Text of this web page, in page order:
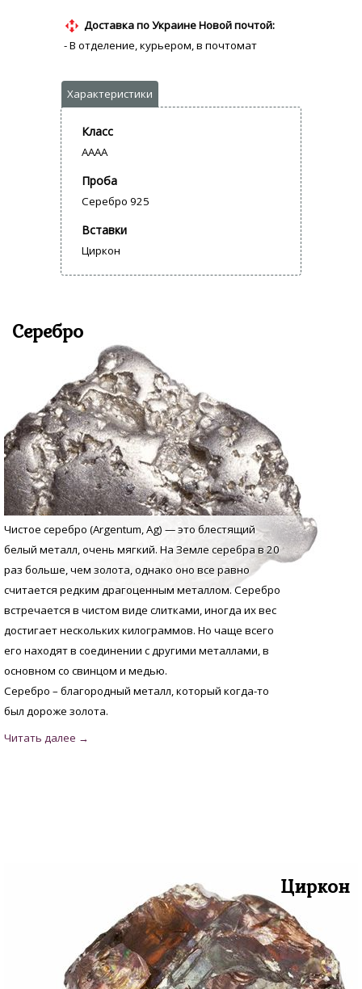
Доставка по Украине Новой почтой:
- В отделение, курьером, в почтомат
Класс
AAAA
Проба
Серебро 925
Вставки
Циркон
Серебро
Чистое серебро (Argentum, Аg) — это блестящий
белый металл, очень мягкий. На Земле серебра в 20
раз больше, чем золота, однако оно все равно
считается редким драгоценным металлом. Серебро
встречается в чистом виде слитками, иногда их вес
достигает нескольких килограммов. Но чаще всего
его находят в соединении с другими металлами, в
основном со свинцом и медью.
Серебро – благородный металл, который когда-то
был дороже золота.
Циркон